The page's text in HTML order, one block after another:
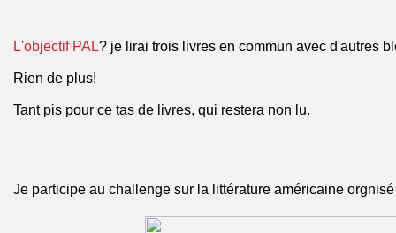
L'objectif PAL? je lirai trois livres en commun avec d'autres
Rien de plus!
Tant pis pour ce tas de livres, qui restera non lu.
Je participe au challenge sur la littérature américaine